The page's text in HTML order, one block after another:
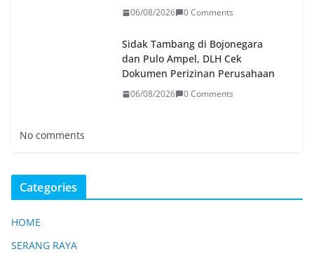
06/08/2026 0 Comments
Sidak Tambang di Bojonegara
dan Pulo Ampel, DLH Cek
Dokumen Perizinan Perusahaan
06/08/2026 0 Comments
No comments
Categories
HOME
SERANG RAYA